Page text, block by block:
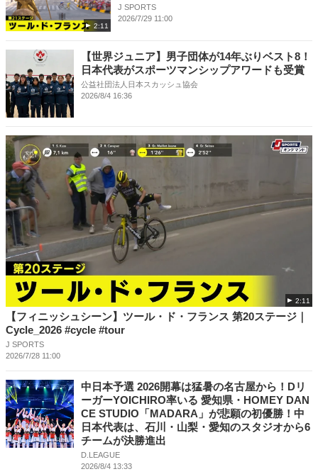
2:11
J SPORTS
2026/7/29 11:00
【世界ジュニア】男子団体が14年ぶりベスト8！
日本代表がスポーツマンシップアワードも受賞
公益社団法人日本スカッシュ協会
2026/8/4 16:36
2:11
【フィニッシュシーン】ツール・ド・フランス 第20ステージ｜
Cycle_2026 #cycle #tour
J SPORTS
2026/7/28 11:00
中日本予選 2026開幕は猛暑の名古屋から！Dリ
ーガーYOICHIRO率いる 愛知県・HOMEY DAN
CE STUDIO「MADARA」が悲願の初優勝！中
日本代表は、石川・山梨・愛知のスタジオから6
チームが決勝進出
D.LEAGUE
2026/8/4 13:33